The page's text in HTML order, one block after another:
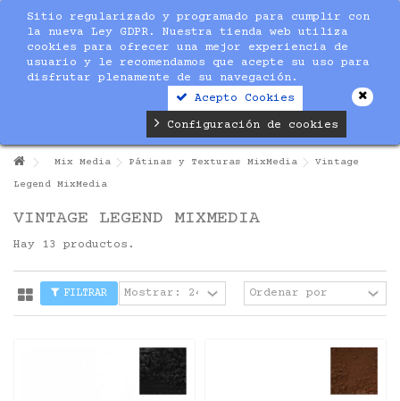
Sitio regularizado y programado para cumplir con
la nueva Ley GDPR. Nuestra tienda web utiliza
cookies para ofrecer una mejor experiencia de
usuario y le recomendamos que acepte su uso para
disfrutar plenamente de su navegación.
Acepto Cookies
Configuración de cookies
Mix Media Pátinas y Texturas MixMedia
Vintage
Legend MixMedia
VINTAGE LEGEND MIXMEDIA
Hay 13 productos.
FILTRAR